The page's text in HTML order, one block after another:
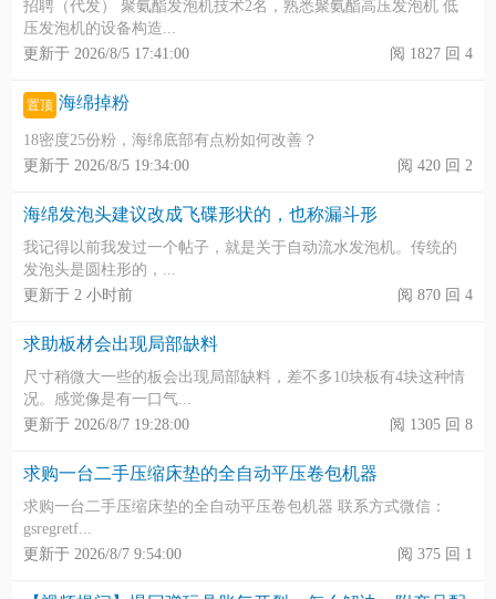
招聘（代发） 聚氨酯发泡机技术2名，熟悉聚氨酯高压发泡机 低
压发泡机的设备构造...
更新于 2026/8/5 17:41:00
阅 1827 回 4
置顶 海绵掉粉
18密度25份粉，海绵底部有点粉如何改善？
更新于 2026/8/5 19:34:00
阅 420 回 2
海绵发泡头建议改成飞碟形状的，也称漏斗形
我记得以前我发过一个帖子，就是关于自动流水发泡机。传统的
发泡头是圆柱形的，...
更新于 2 小时前
阅 870 回 4
求助板材会出现局部缺料
尺寸稍微大一些的板会出现局部缺料，差不多10块板有4块这种情
况。感觉像是有一口气...
更新于 2026/8/7 19:28:00
阅 1305 回 8
求购一台二手压缩床垫的全自动平压卷包机器
求购一台二手压缩床垫的全自动平压卷包机器 联系方式微信：
gsregretf...
更新于 2026/8/7 9:54:00
阅 375 回 1